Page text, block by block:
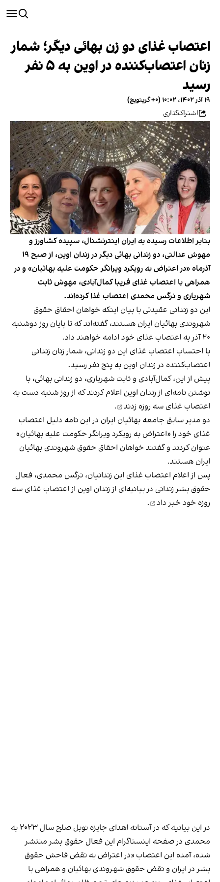
اعتصاب غذای دو زن بهائی دیگر؛ شمار
زنان اعتصاب‌کننده در اوین به ۵ نفر
رسید
۱۹ آذر ۱۴۰۲، ۱۰:۰۲ (‎+۰ گرینویچ)
اشتراک‌گذاری
بنابر اطلاعات رسیده به ایران اینترنشنال، سپیده کشاورز و
مهوش عدالتی، دو زندانی بهائی دیگر در زندان اوین، از صبح ۱۹
آذرماه «در اعتراض به رویکرد ویرانگر حکومت علیه بهائیان» و در
همراهی با اعتصاب غذای فریبا کمال‌آبادی، مهوش ثابت
شهریاری و نرگس محمدی اعتصاب غذا کرده‌اند.
این دو زندانی عقیدتی با بیان اینکه خواهان احقاق حقوق
شهروندی بهائیان ایران هستند، گفته‌اند که تا پایان روز دوشنبه
۲۰ آذر به اعتصاب غذای خود ادامه خواهند داد.
با احتساب اعتصاب غذای این دو زندانی، شمار زنان زندانی
اعتصاب‌کننده در زندان اوین به پنج نفر رسید.
پیش از این، کمال‌آبادی و ثابت شهریاری، دو زندانی بهائی، با
نوشتن نامه‌ای از زندان اوین اعلام کردند که از روز شنبه دست به
اعتصاب غذای سه روزه زدند
.
دو مدیر سابق جامعه بهائیان ایران در این نامه دلیل اعتصاب
غذای خود را «اعتراض به رویکرد ویرانگر حکومت علیه بهائیان»
عنوان کردند و گفتند خواهان احقاق حقوق شهروندی بهائیان
ایران هستند.
پس از اعلام اعتصاب غذای این زندانیان، نرگس محمدی، فعال
حقوق بشر زندانی در بیانیه‌ای از زندان اوین از اعتصاب غذای سه
روزه خودخبر داد .
در این بیانیه که در آستانه اهدای جایزه نوبل صلح سال ۲۰۲۳ به
محمدی در صفحه اینستاگرام این فعال حقوق بشر منتشر
شده، آمده این اعتصاب «در اعتراض به نقض فاحش حقوق
بشر در ایران و نقض حقوق شهروندی بهائیان و همراهی با